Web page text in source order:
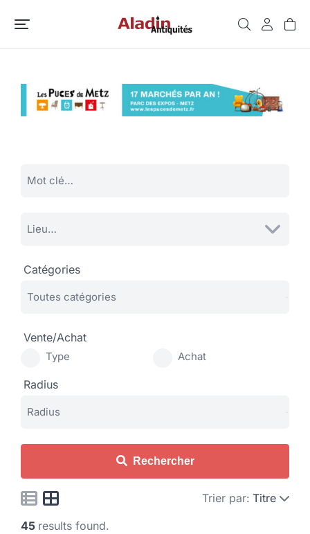
Catégories
Vente/Achat
Type Achat
Radius
Rechercher
Trier par: Titre
45 results found.